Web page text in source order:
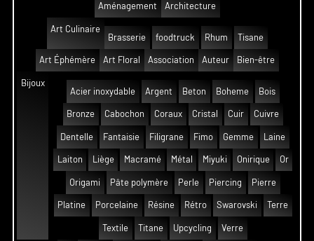
Aménagement Architecture
Art Culinaire
Brasserie
foodtruck Rhum Tisane
Art Éphémère Art Floral Association Auteur Bien-être
Bijoux
Acier inoxydable
Argent Beton Boheme Bois
Bronze Cabochon Coraux Cristal Cuir Cuivre
Dentelle Fantaisie Filigrane Fimo Gemme Laine
Laiton Liège Macramé Métal Miyuki Onirique Or
Origami Pâte polymère Perle Piercing Pierre
Platine Porcelaine Résine Rétro Swarovski Terre
Textile Titane Upcycling Verre